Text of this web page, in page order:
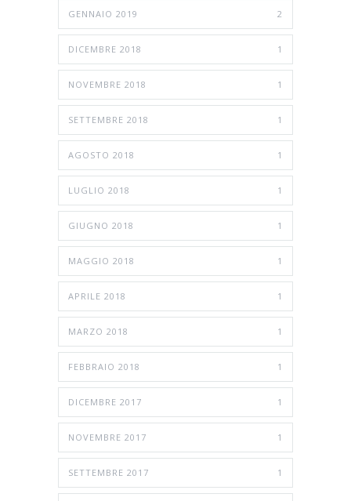
GENNAIO 2019 2
DICEMBRE 2018 1
NOVEMBRE 2018 1
SETTEMBRE 2018 1
AGOSTO 2018 1
LUGLIO 2018 1
GIUGNO 2018 1
MAGGIO 2018 1
APRILE 2018 1
MARZO 2018 1
FEBBRAIO 2018 1
DICEMBRE 2017 1
NOVEMBRE 2017 1
SETTEMBRE 2017 1